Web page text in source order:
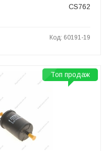
CS762
Код: 60191-19
Топ продаж